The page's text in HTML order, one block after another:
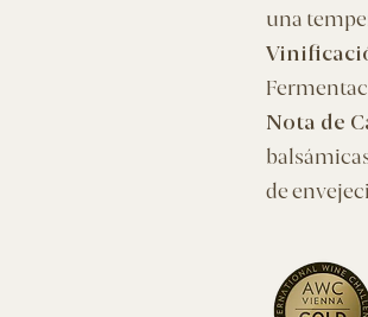
una
Nota de
de